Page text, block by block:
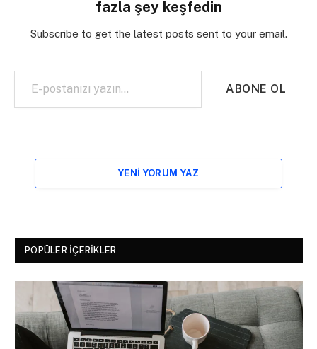
fazla şey keşfedin
Subscribe to get the latest posts sent to your email.
E-postanızı yazın…
ABONE OL
YENI YORUM YAZ
POPÜLER İÇERIKLER